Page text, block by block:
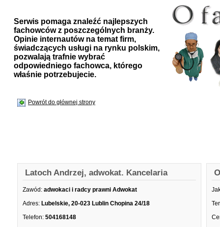
Serwis pomaga znaleźć najlepszych
fachowców z poszczególnych branży.
Opinie internautów na temat firm,
świadczących usługi na rynku polskim,
pozwalają trafnie wybrać
odpowiedniego fachowca, którego
właśnie potrzebujecie.
Powrót do głównej strony
Latoch Andrzej, adwokat. Kancelaria
Zawód: adwokaci i radcy prawni Adwokat
Adres: Lubelskie, 20-023 Lublin Chopina 24/18
Telefon: 504168148